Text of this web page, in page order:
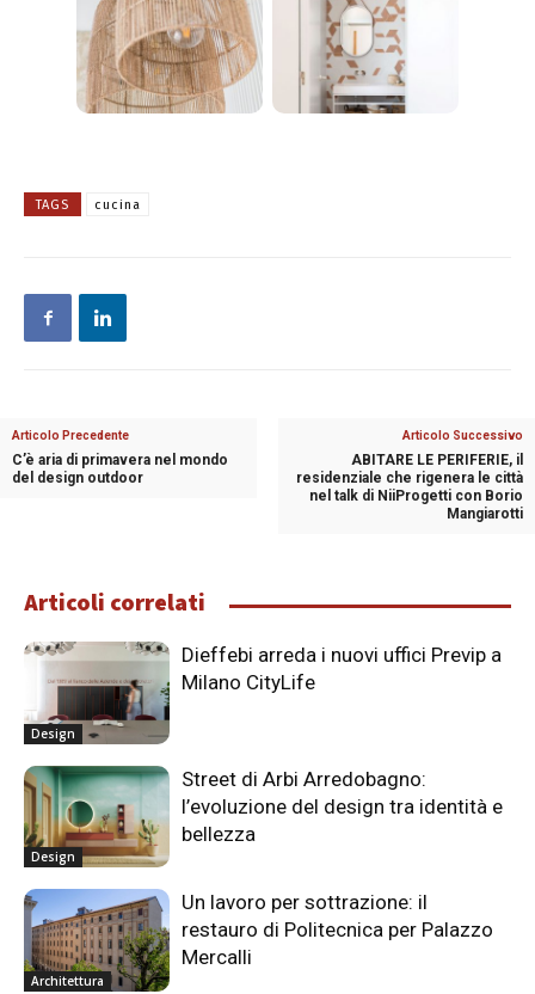
TAGS cucina
Articolo Precedente
C’è aria di primavera nel mondo
del design outdoor
Articolo Successivo
ABITARE LE PERIFERIE, il
residenziale che rigenera le città
nel talk di NiiProgetti con Borio
Mangiarotti
Articoli correlati
Design
Dieffebi arreda i nuovi uffici Previp a
Milano CityLife
Design
Street di Arbi Arredobagno:
l’evoluzione del design tra identità e
bellezza
Architettura
Un lavoro per sottrazione: il
restauro di Politecnica per Palazzo
Mercalli